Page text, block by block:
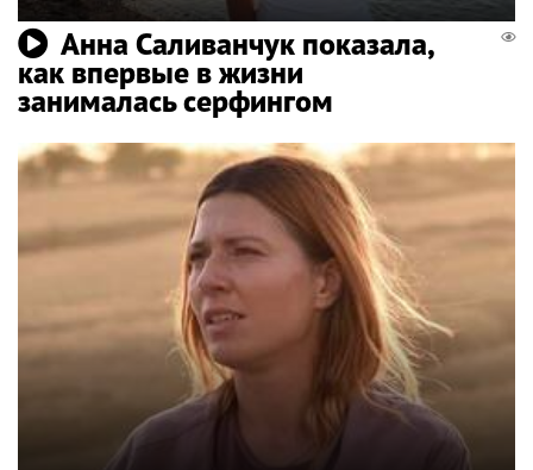
Анна Саливанчук показала,
как впервые в жизни
занималась серфингом